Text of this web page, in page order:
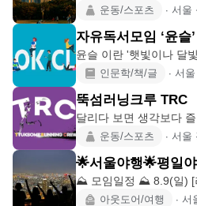
만 폐 운동/스포츠 ∙ 서울
자유독서모임 ‘윤슬’
윤슬 이란 '햇빛이나 달빛에 비치어 반짝이는 잔 물결'
을 뜻 하는
인문학/책/글 ∙ 서
뚝섬러닝크루 TRC
달리다 보면 생각보다
SUB4 4SUB4
운동/스포츠 ∙ 서울
🌟서울야행🌟평일
⛰️ 모임일정 ⛰️ 8.9(일) [
상계역아웃도어/여행 ∙ 서